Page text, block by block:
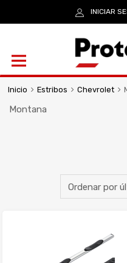
INICIAR
Inicio Estribos Chevrolet
Montana